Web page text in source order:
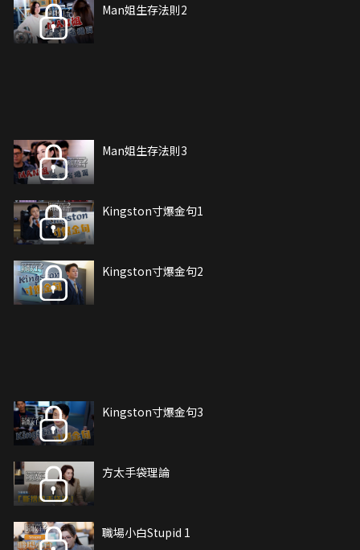
Man姐生存法則2
Man姐生存法則3
Kingston寸爆金句1
Kingston寸爆金句2
Kingston寸爆金句3
方太手袋理論
職場小白Stupid 1